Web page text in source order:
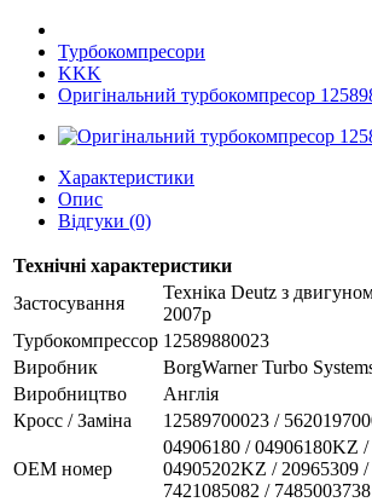
Турбокомпресори
KKK
Оригінальний турбокомпресор
Характеристики
Опис
Відгуки (0)
Технічні характеристики
Застосування
Техніка Deutz з
2007р
Турбокомпрессор 12589880023
Виробник
BorgWarner Turbo
Виробництво
Англія
Кросс / Заміна
12589700023 /
ОЕМ номер
04906180 / 04906180KZ
04905202KZ / 20965309
7421085082 /